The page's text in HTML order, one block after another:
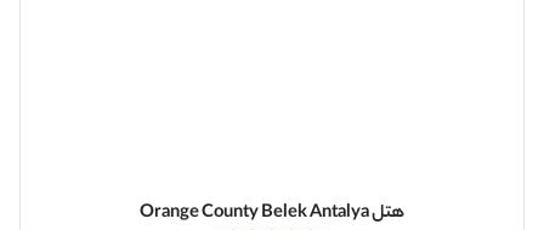
هتل Orange County Belek Antalya